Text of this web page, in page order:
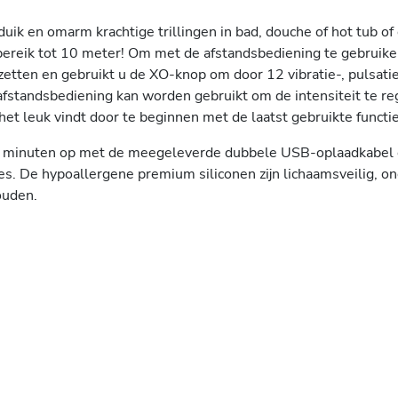
en omarm krachtige trillingen in bad, douche of hot tub
tot 10 meter! Om met de afstandsbediening te
en gebruikt u de XO-knop om door 12 vibratie-,
kan worden gebruikt om de intensiteit te
leuk vindt door te beginnen met de laatst gebruikte
op met de meegeleverde dubbele USB-
De hypoallergene premium siliconen zijn lichaamsveilig,